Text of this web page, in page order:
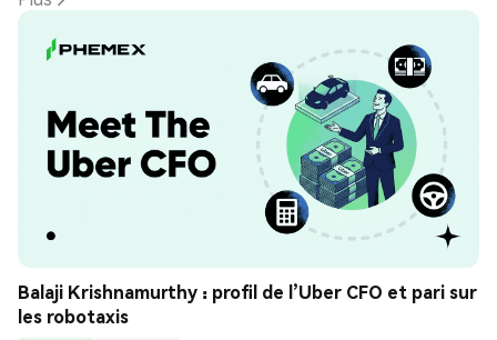
Balaji Krishnamurthy : profil de l’Uber CFO et pari sur
les robotaxis